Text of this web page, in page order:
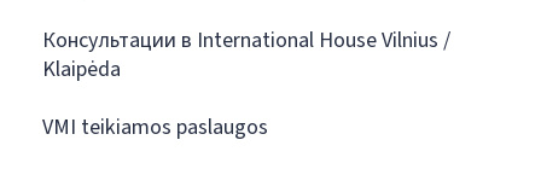
Консультации в International House Vilnius /
Klaipėda
VMI teikiamos paslaugos